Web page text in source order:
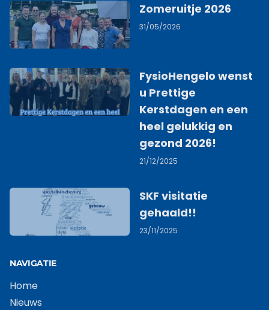
Zomeruitje 2026
31/05/2026
FysioHengelo wenst
u Prettige
Kerstdagen en een
heel gelukkig en
gezond 2026!
21/12/2025
SKF visitatie
gehaald!!
23/11/2025
NAVIGATIE
Home
Nieuws